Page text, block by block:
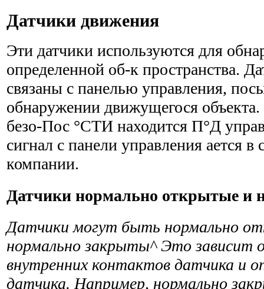
Датчики движения
Эти датчики используются для
определенной об-к пространства.
связаны с панелью управления,
обнаружении движущегося
безо-Пос °СТИ находится П°Д
сигнал с панели управления ается
компании.
Датчики нормально открытые и
Датчики могут быть нормально
нормально закрыты^ Это зависит
внутренних контактов датчика и
датчика. Например, нормально